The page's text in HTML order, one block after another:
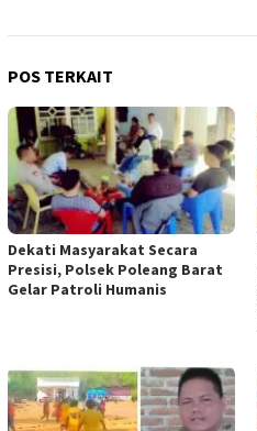
POS TERKAIT
Dekati Masyarakat Secara
Presisi, Polsek Poleang Barat
Gelar Patroli Humanis